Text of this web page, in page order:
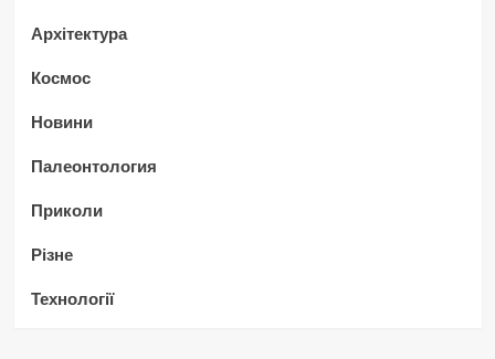
Архітектура
Космос
Новини
Палеонтология
Приколи
Різне
Технології